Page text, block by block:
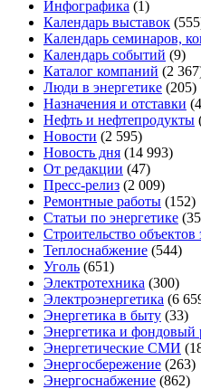
Инфографика (1)
Календарь выставок
Календарь семинаров,
Календарь событий (9)
Каталог компаний (2
Люди в энергетике (205)
Назначения и отставки
Нефть и нефтепродукты
Новости (2 595)
Новость дня (14 993)
От редакции (47)
Пресс-релиз (2 009)
Ремонтные работы (152)
Статьи по энергетике
Строительство объектов
Теплоснабжение (544)
Уголь (651)
Электротехника (300)
Электроэнергетика (6
Энергетика в быту (33)
Энергетика и фондовый
Энергетические СМИ
Энергосбережение (263)
Энергоснабжение (862)